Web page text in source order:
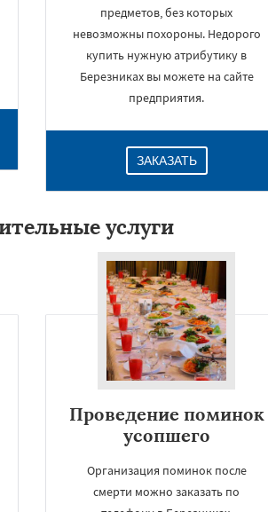
предметов, без которых
невозможны похороны. Недорого
купить нужную атрибутику в
Березниках вы можете на сайте
предприятия.
ЗАКАЗАТЬ
услуги
Проведение поминок
усопшего
Организация поминок после
смерти можно заказать по